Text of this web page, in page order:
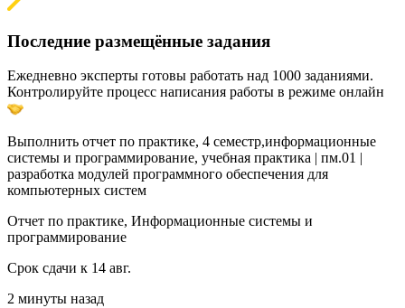
Последние размещённые задания
Ежедневно эксперты готовы работать над 1000 заданиями.
Контролируйте процесс написания работы в режиме онлайн
Выполнить отчет по практике, 4 семестр,информационные
системы и программирование, учебная практика | пм.01 |
разработка модулей программного обеспечения для
компьютерных систем
Отчет по практике, Информационные системы и
программирование
Срок сдачи к 14 авг.
2 минуты назад